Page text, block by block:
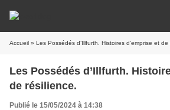
Accueil » Les Possédés d’Illfurth. Histoires d’emprise et de
Les Possédés d’Illfurth.
de résilience.
Publié le 15/05/2024 à 14:38